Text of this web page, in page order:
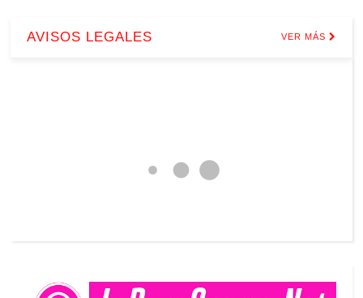
AVISOS LEGALES VER MÁS